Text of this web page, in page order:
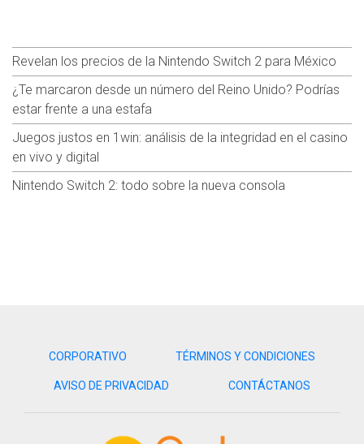
Revelan los precios de la Nintendo Switch 2 para México
¿Te marcaron desde un número del Reino Unido? Podrías
estar frente a una estafa
Juegos justos en 1win: análisis de la integridad en el casino
en vivo y digital
Nintendo Switch 2: todo sobre la nueva consola
CORPORATIVO TÉRMINOS Y CONDICIONES
AVISO DE PRIVACIDAD CONTÁCTANOS